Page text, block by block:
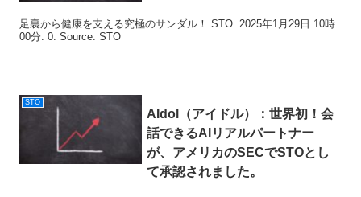
足裏から健康を支える究極のサンダル！ STO. 2025年1月29日 10時
00分. 0. Source: STO
STO
AIdol（アイドル）：世界初！会
話できるAIリアルパートナー
が、アメリカのSECでSTOとし
て承認されました。